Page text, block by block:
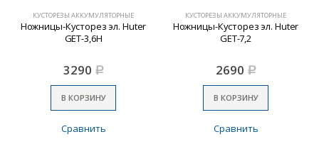
КУСТОРЕЗЫ АККУМУЛЯТОРНЫЕ
Ножницы-Кусторез эл. Huter
GET-3,6Н
3290 Р
В КОРЗИНУ
Сравнить
КУСТОРЕЗЫ АККУМУЛЯТОРНЫЕ
Ножницы-Кусторез эл. Huter
GET-7,2
2690 Р
В КОРЗИНУ
Сравнить